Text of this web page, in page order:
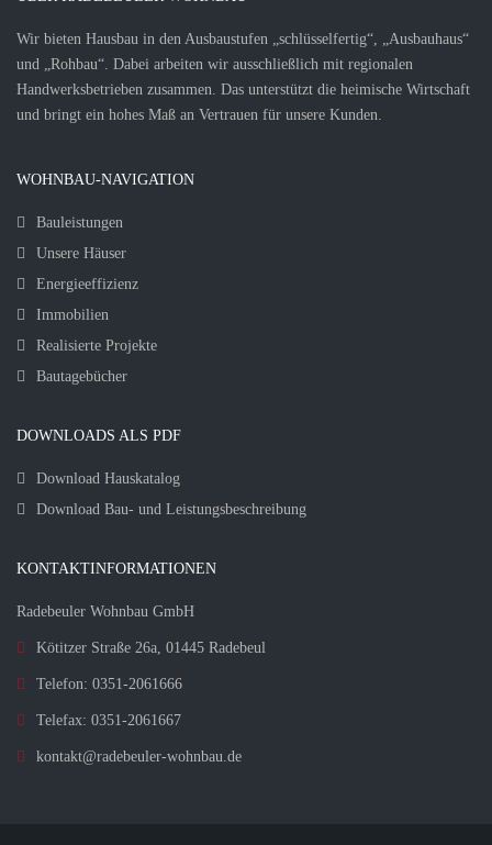
Wir bieten Hausbau in den Ausbaustufen „schlüsselfertig“, „Ausbauhaus“
und „Rohbau“. Dabei arbeiten wir ausschließlich mit regionalen
Handwerksbetrieben zusammen. Das unterstützt die heimische Wirtschaft
und bringt ein hohes Maß an Vertrauen für unsere Kunden.
WOHNBAU-NAVIGATION
Bauleistungen
Unsere Häuser
Energieeffizienz
Immobilien
Realisierte Projekte
Bautagebücher
DOWNLOADS ALS PDF
Download Hauskatalog
Download Bau- und Leistungsbeschreibung
KONTAKTINFORMATIONEN
Radebeuler Wohnbau GmbH
Kötitzer Straße 26a, 01445 Radebeul
Telefon: 0351-2061666
Telefax: 0351-2061667
kontakt@radebeuler-wohnbau.de